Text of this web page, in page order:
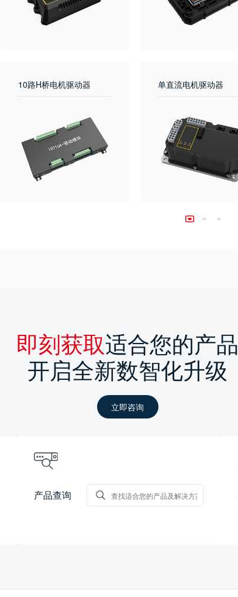
10路H桥电机驱动器 单直流电机驱动器
即刻获取适合您的产品
开启全新数智化升级
立即咨询
产品查询